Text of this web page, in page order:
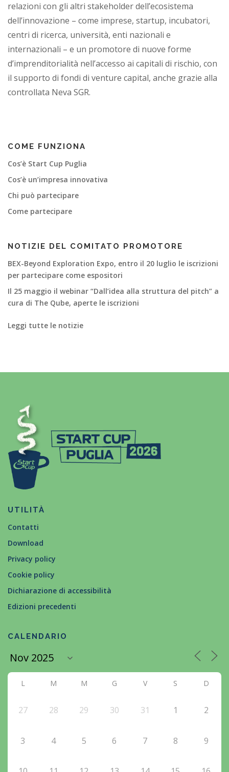
relazioni con gli altri stakeholder dell’ecosistema
dell’innovazione – come imprese, startup, incubatori,
centri di ricerca, università, enti nazionali e
internazionali – e un promotore di nuove forme
d’imprenditorialità nell’accesso ai capitali di rischio, con
il supporto di fondi di venture capital, anche grazie alla
controllata Neva SGR.
COME FUNZIONA
Cos’è Start Cup Puglia
Cos’è un’impresa innovativa
Chi può partecipare
Come partecipare
NOTIZIE DEL COMITATO PROMOTORE
BEX-Beyond Exploration Expo, entro il 20 luglio le iscrizioni
per partecipare come espositori
Il 25 maggio il webinar “Dall’idea alla struttura del pitch” a
cura di The Qube, aperte le iscrizioni
Leggi tutte le notizie
UTILITÀ
Contatti
Download
Privacy policy
Cookie policy
Dichiarazione di accessibilità
Edizioni precedenti
CALENDARIO
L M M G V S D
27 28 29 30 31 1 2
3 4 5 6 7 8 9